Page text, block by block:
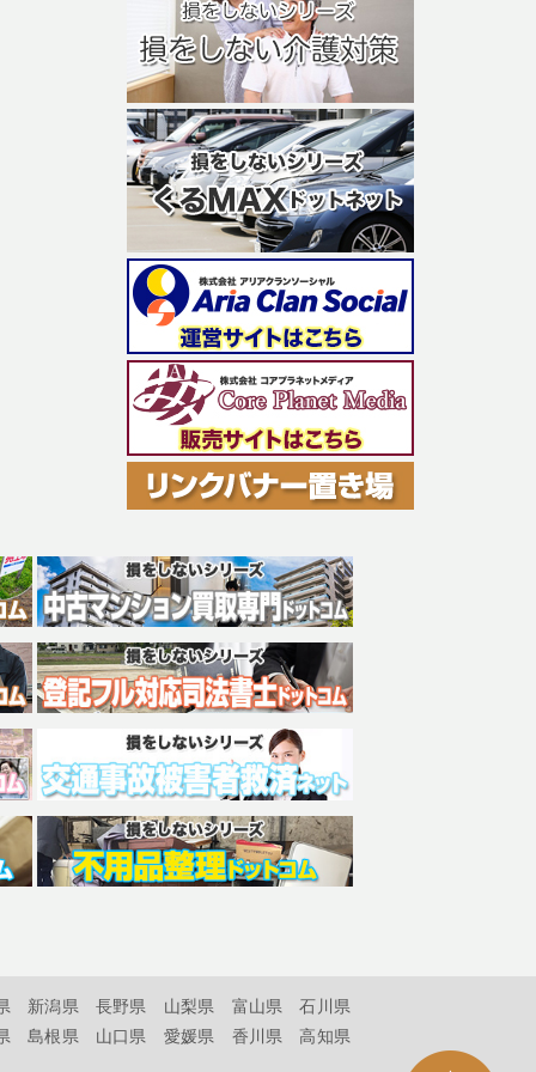
新潟県 長野県 山梨県 富山県
石川県
島根県 山口県 愛媛県 香川県 高知県